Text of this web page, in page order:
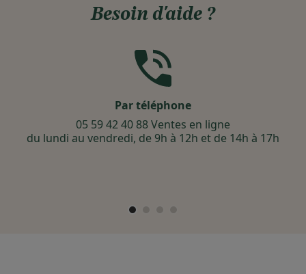
Besoin d'aide ?
Par téléphone
05 59 42 40 88 Ventes en ligne
du lundi au vendredi, de 9h à 12h et de 14h à 17h